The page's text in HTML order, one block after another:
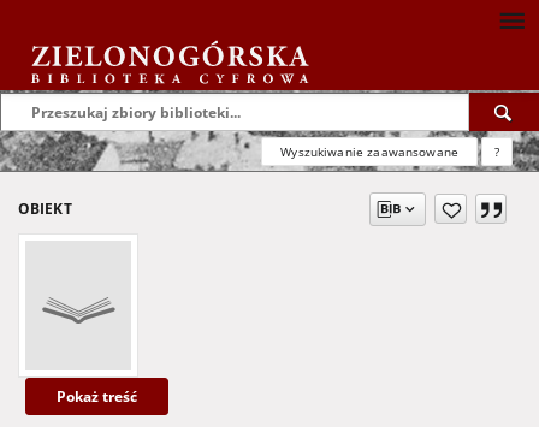
Wyszukiwanie zaawansowane ?
OBIEKT
Pokaż treść